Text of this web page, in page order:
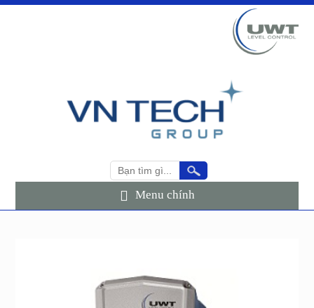
Menu chính